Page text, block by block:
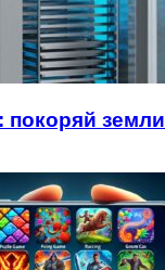
покоряй земли